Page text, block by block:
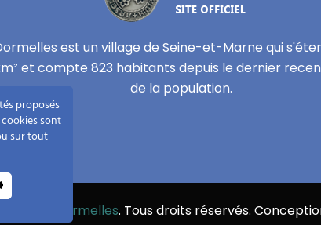
est un village de Seine-et-Marne qui
et compte 823 habitants depuis le dernier
de la population.
Dormelles. Tous droits réservés.
proposés
sont
sur tout